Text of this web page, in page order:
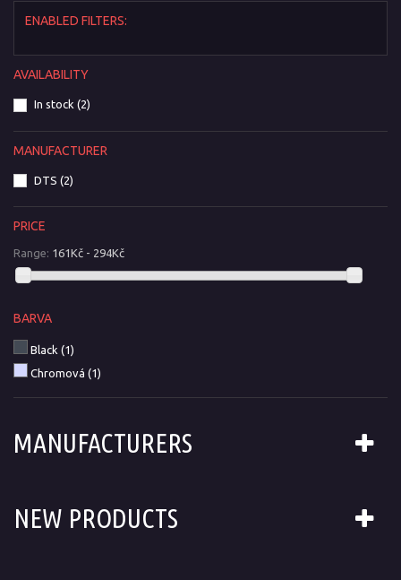
ENABLED FILTERS:
AVAILABILITY
In stock (2)
MANUFACTURER
DTS (2)
PRICE
Range: 161Kč - 294Kč
BARVA
Black (1)
Chromová (1)
MANUFACTURERS
NEW PRODUCTS